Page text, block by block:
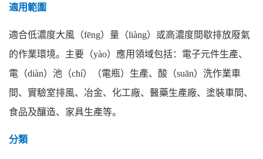
適用範圍
適合低濃度大風（fēng）量（liàng）或高濃度間歇排放廢氣
的作業環境。主要（yào）應用領域包括：電子元件生產、
電（diàn）池（chí）（電瓶）生產、酸（suān）洗作業車
間、實驗室排風、冶金、化工廠、醫藥生產廠、塗裝車間、
食品及釀造、家具生產等。
分類